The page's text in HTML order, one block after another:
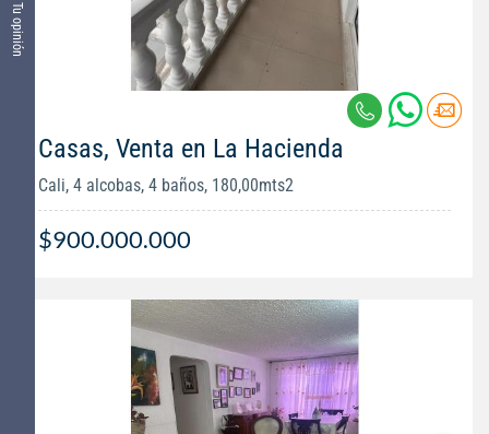
Tu opinión
Casas, Venta en La Hacienda
Cali, 4 alcobas, 4 baños, 180,00mts2
$900.000.000